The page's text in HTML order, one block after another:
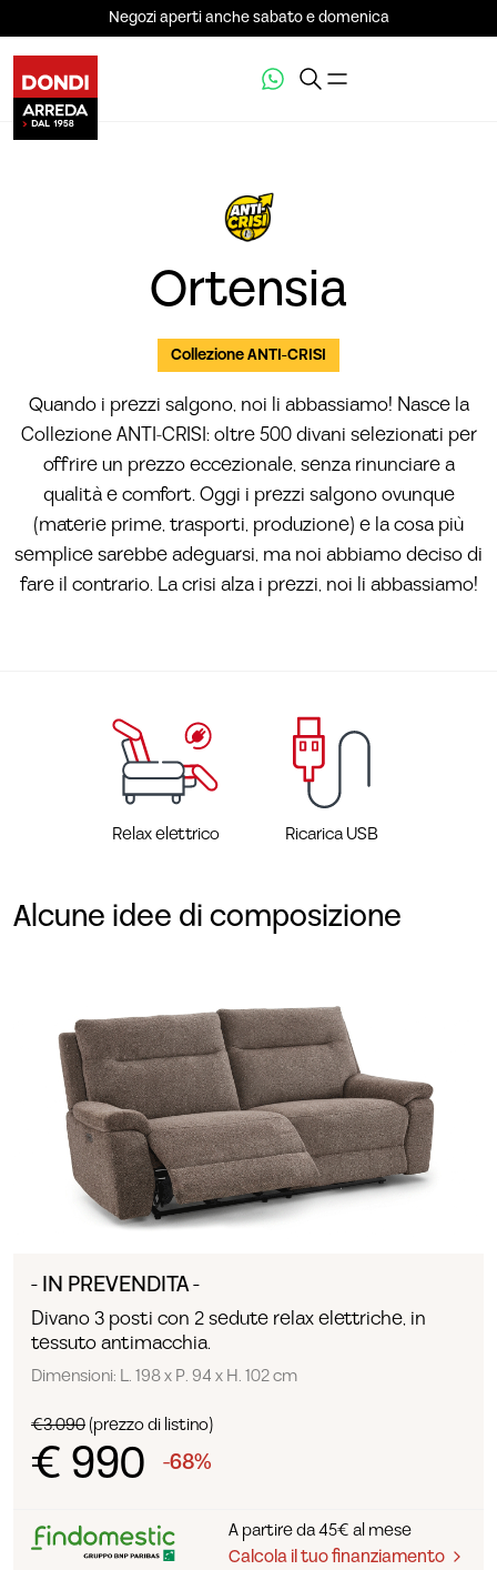
Negozi aperti anche sabato e domenica
VEDI LA GALLERIA (11)
Ortensia
Collezione ANTI-CRISI
Quando i prezzi salgono, noi li abbassiamo! Nasce la
Collezione ANTI-CRISI: oltre 500 divani selezionati per
offrire un prezzo eccezionale, senza rinunciare a
qualità e comfort. Oggi i prezzi salgono ovunque
(materie prime, trasporti, produzione) e la cosa più
semplice sarebbe adeguarsi, ma noi abbiamo deciso di
fare il contrario. La crisi alza i prezzi, noi li abbassiamo!
Relax elettrico Ricarica USB
Alcune idee di composizione
- IN PREVENDITA -
Divano 3 posti con 2 sedute relax elettriche, in
tessuto antimacchia.
Dimensioni: L. 198 x P. 94 x H. 102 cm
€3.090(prezzo di listino)
€ 990 -68%
A partire da 45€ al mese
Calcola il tuo finanziamento